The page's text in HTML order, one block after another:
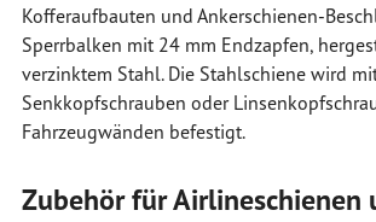
Kofferaufbauten und Ankerschienen-
Sperrbalken mit 24 mm Endzapfen,
verzinktem Stahl. Die Stahlschiene wird
Senkkopfschrauben oder
Fahrzeugwänden befestigt.
Zubehör für Airlineschienen